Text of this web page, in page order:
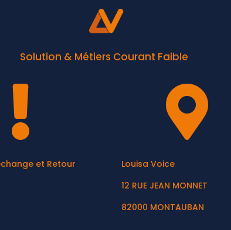
Solution & Métiers Courant Faible

et Retour

Louisa Voice
12 RUE JEAN MONNET
82000 MONTAUBAN